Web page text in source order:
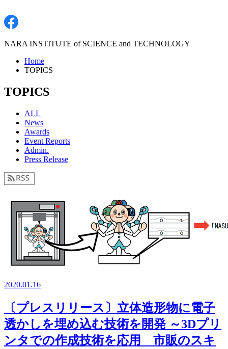
NARA INSTITUTE of SCIENCE and TECHNOLOGY
Home
TOPICS
TOPICS
ALL
News
Awards
Event Reports
Admin.
Press Release
2020.01.16
〔プレスリリース〕立体造形物に電子
透かしを埋め込む技術を開発 ～3Dプリ
ンタでの作成技術を応用 市販のスキ